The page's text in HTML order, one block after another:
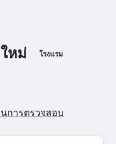
หม่ โรงแรม
การตรวจสอบ